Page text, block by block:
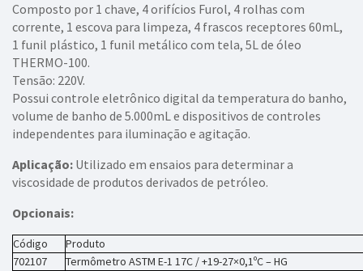
Composto por 1 chave, 4 orifícios Furol, 4 rolhas com
corrente, 1 escova para limpeza, 4 frascos receptores 60mL,
1 funil plástico, 1 funil metálico com tela, 5L de óleo
THERMO-100.
Tensão: 220V.
Possui controle eletrônico digital da temperatura do banho,
volume de banho de 5.000mL e dispositivos de controles
independentes para iluminação e agitação.
Aplicação: Utilizado em ensaios para determinar a
viscosidade de produtos derivados de petróleo.
Opcionais:
Código
Produto
702107
Termômetro ASTM E-1 17C / +19-27×0,1ºC – HG